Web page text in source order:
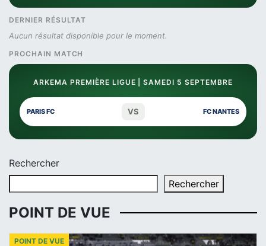
DERNIER RÉSULTAT
Aucun résultat disponible pour le moment.
PROCHAIN MATCH
ARKEMA PREMIÈRE LIGUE | SAMEDI 5 SEPTEMBRE
PARIS FC VS FC NANTES
Rechercher
Rechercher
POINT DE VUE
POINT DE VUE